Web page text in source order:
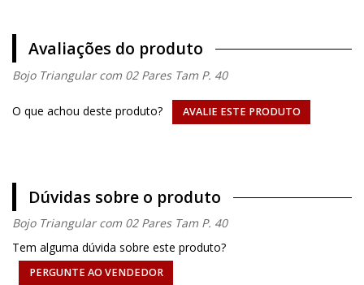
Avaliações do produto
Bojo Triangular com 02 Pares Tam P. 40
O que achou deste produto? AVALIE ESTE PRODUTO
Dúvidas sobre o produto
Bojo Triangular com 02 Pares Tam P. 40
Tem alguma dúvida sobre este produto?
PERGUNTE AO VENDEDOR